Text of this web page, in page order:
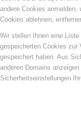
andere Cookies anmelden,
Cookies ablehnen,
Wir stellen Ihnen eine
gespeicherten Cookies zur
gespeichert haben. Aus
anderen Domains
Sicherheitseinstellungen